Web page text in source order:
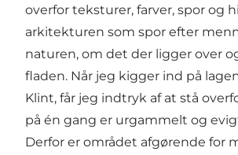
overfor teksturer, farver, spor og
arkitekturen som spor efter
naturen, om det der ligger over
fladen. Når jeg kigger ind på
Klint, får jeg indtryk af at stå
på én gang er urgammelt og
Derfor er området afgørende for